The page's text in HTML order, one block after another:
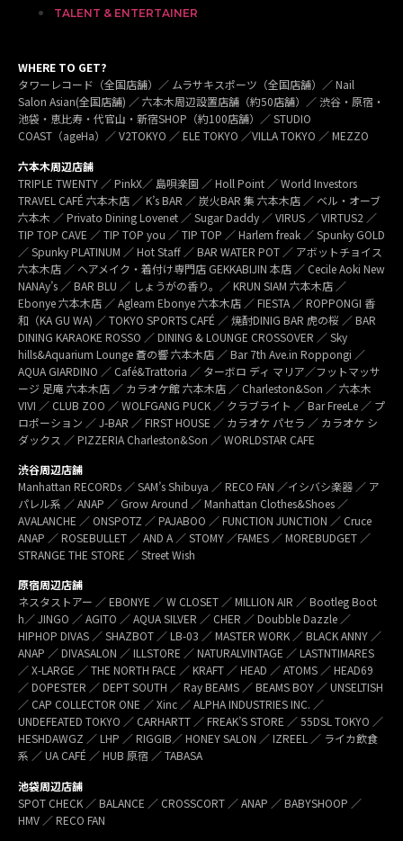
TALENT & ENTERTAINER
WHERE TO GET?
タワーレコード（全国店舗）／ ムラサキスポーツ（全国店舗）／ Nail
Salon Asian(全国店舗) ／ 六本木周辺設置店舗（約50店舗）／ 渋谷・原宿・
池袋・恵比寿・代官山・新宿SHOP（約100店舗）／ STUDIO
COAST（ageHa）／ V2TOKYO ／ ELE TOKYO ／VILLA TOKYO ／ MEZZO
六本木周辺店舗
TRIPLE TWENTY ／ PinkX／ 島唄楽園 ／ Holl Point ／ World Investors
TRAVEL CAFÉ 六本木店 ／ K’s BAR ／ 炭火BAR 集 六本木店 ／ ベル・オーブ
六本木 ／ Privato Dining Lovenet ／ Sugar Daddy ／ VIRUS ／ VIRTUS2 ／
TIP TOP CAVE ／ TIP TOP you ／ TIP TOP ／ Harlem freak ／ Spunky GOLD
／ Spunky PLATINUM ／ Hot Staff ／ BAR WATER POT ／ アボットチョイス
六本木店 ／ ヘアメイク・着付け専門店 GEKKABIJIN 本店 ／ Cecile Aoki New
NANAy’s ／ BAR BLU ／ しょうがの香り。／ KRUN SIAM 六本木店 ／
Ebonye 六本木店 ／ Agleam Ebonye 六本木店 ／ FIESTA ／ ROPPONGI 香
和（KA GU WA) ／ TOKYO SPORTS CAFÉ ／ 焼酎DINIG BAR 虎の桜 ／ BAR
DINING KARAOKE ROSSO ／ DINING & LOUNGE CROSSOVER ／ Sky
hills&Aquarium Lounge 蒼の響 六本木店 ／ Bar 7th Ave.in Roppongi ／
AQUA GIARDINO ／ Café&Trattoria ／ ターボロ ディ マリア／フットマッサ
ージ 足庵 六本木店 ／ カラオケ館 六本木店 ／ Charleston&Son ／ 六本木
VIVI ／ CLUB ZOO ／ WOLFGANG PUCK ／ クラブライト ／ Bar FreeLe ／ プ
ロポーション ／ J-BAR ／ FIRST HOUSE ／ カラオケ パセラ ／ カラオケ シ
ダックス ／ PIZZERIA Charleston&Son ／ WORLDSTAR CAFE
渋谷周辺店舗
Manhattan RECORDs ／ SAM’s Shibuya ／ RECO FAN ／イシバシ楽器 ／ ア
パレル系 ／ ANAP ／ Grow Around ／ Manhattan Clothes&Shoes ／
AVALANCHE ／ ONSPOTZ ／ PAJABOO ／ FUNCTION JUNCTION ／ Cruce
ANAP ／ ROSEBULLET ／ AND A ／ STOMY ／FAMES ／ MOREBUDGET ／
STRANGE THE STORE ／ Street Wish
原宿周辺店舗
ネスタストアー ／ EBONYE ／ W CLOSET ／ MILLION AIR ／ Bootleg Boot
h／ JINGO ／ AGITO ／ AQUA SILVER ／ CHER ／ Doubble Dazzle ／
HIPHOP DIVAS ／ SHAZBOT ／ LB-03 ／ MASTER WORK ／ BLACK ANNY ／
ANAP ／ DIVASALON ／ ILLSTORE ／ NATURALVINTAGE ／ LASTNTIMARES
／ X-LARGE ／ THE NORTH FACE ／ KRAFT ／ HEAD ／ ATOMS ／ HEAD69
／ DOPESTER ／ DEPT SOUTH ／ Ray BEAMS ／ BEAMS BOY ／ UNSELTISH
／ CAP COLLECTOR ONE ／ Xinc ／ ALPHA INDUSTRIES INC. ／
UNDEFEATED TOKYO ／ CARHARTT ／ FREAK’S STORE ／ 55DSL TOKYO ／
HESHDAWGZ ／ LHP ／ RIGGIB／ HONEY SALON ／ IZREEL ／ ライカ飲食
系 ／ UA CAFÉ ／ HUB 原宿 ／ TABASA
池袋周辺店舗
SPOT CHECK ／ BALANCE ／ CROSSCORT ／ ANAP ／ BABYSHOOP ／
HMV ／ RECO FAN